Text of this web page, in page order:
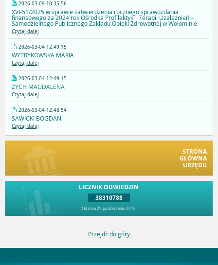
2026-03-09 10:35:56
XVI-51/2025 w sprawie zatwierdzenia rocznego sprawozdania
finansowego za 2024 rok Ośrodka Profilaktyki i Terapii Uzależnień –
Samodzielnego Publicznego Zakładu Opieki Zdrowotnej w Wołominie
Czytaj dalej
2026-03-04 12:49:15
WYTRYKOWSKA MARIA
Czytaj dalej
2026-03-04 12:49:15
ZYCH MAGDALENA
Czytaj dalej
2026-03-04 12:48:54
SAWICKI BOGDAN
Czytaj dalej
STRONA
GŁÓWNA
URZĘDU
LICZNIK ODWIEDZIN
38310788
Od dnia 29 października 2010
Przejdź do góry